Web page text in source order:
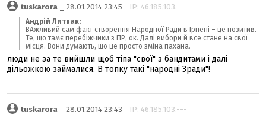
tuskarora _ 28.01.2014 23:45 IP: 46.185.103.---
Андрій Литвак:
ВАжливий сам факт створення Народної Ради в Ірпені – це позитив.
Те, що тамє перебіжчики з ПР, ок. Далі вибори й все стане на свої
місця. Вони думають, що це просто зміна пахана.
люди не за те вийшли щоб тіпа "свої" з бандитами і далі
дільожкою займалися. В топку такі "народні Зради"!
tuskarora _ 28.01.2014 23:43 IP: 46.185.103.---